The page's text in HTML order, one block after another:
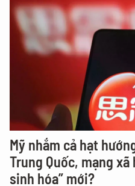
Mỹ nhắm cả hạt
Trung Quốc, mạng
sinh hóa” mới?